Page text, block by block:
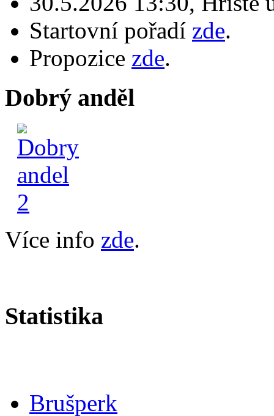
Startovní pořadí zde.
Propozice zde.
Dobrý anděl
Více info zde.
Statistika
Brušperk